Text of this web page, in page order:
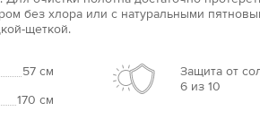
без хлора или с натуральными
щеткой.
57 см
170 см
Защита от
6 из 10
модели в том, что конструкция
можно менять при помощи пульта
для оформления больших или